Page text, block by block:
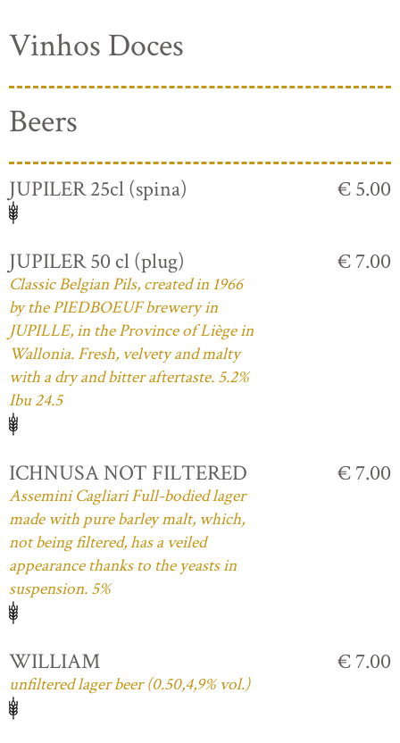
Vinhos Doces
Beers
JUPILER 25cl (spina) € 5.00
JUPILER 50 cl (plug)
Classic Belgian Pils, created in 1966
by the PIEDBOEUF brewery in
JUPILLE, in the Province of Liège in
Wallonia. Fresh, velvety and malty
with a dry and bitter aftertaste. 5.2%
Ibu 24.5
€ 7.00
ICHNUSA NOT FILTERED
Assemini Cagliari Full-bodied lager
made with pure barley malt, which,
not being filtered, has a veiled
appearance thanks to the yeasts in
suspension. 5%
€ 7.00
WILLIAM
unfiltered lager beer (0.50,4,9% vol.)
€ 7.00